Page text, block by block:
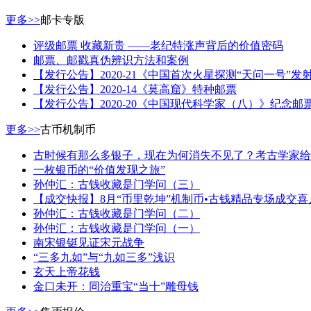
更多>>邮卡专版
评级邮票 收藏新贵 ——老纪特涨声背后的价值密码
邮票、邮戳真伪辨识方法和案例
【发行公告】2020-21《中国首次火星探测“天问一号”发
【发行公告】2020-14《莫高窟》特种邮票
【发行公告】2020-20《中国现代科学家（八）》纪念邮
更多>>古币机制币
古时候有那么多银子，现在为何消失不见了？考古学家
一枚银币的“价值发现之旅”
孙仲汇：古钱收藏是门学问（三）
【成交快报】8月“币里乾坤”机制币•古钱精品专场成交喜
孙仲汇：古钱收藏是门学问（二）
孙仲汇：古钱收藏是门学问（一）
南宋银铤见证宋元战争
“三多九如”与“九如三多”浅识
玄天上帝花钱
金口未开：同治重宝“当十”雕母钱